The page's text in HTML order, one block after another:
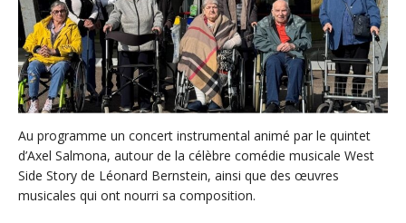
Au programme un concert instrumental animé par le quintet
d’Axel Salmona, autour de la célèbre comédie musicale West
Side Story de Léonard Bernstein, ainsi que des œuvres
musicales qui ont nourri sa composition.